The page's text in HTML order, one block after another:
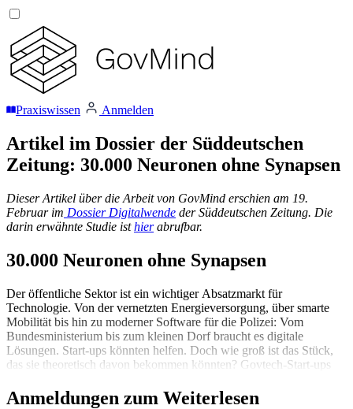
Praxiswissen Anmelden
Artikel im Dossier der Süddeutschen
Zeitung: 30.000 Neuronen ohne Synapsen
Dieser Artikel über die Arbeit von GovMind erschien am 19.
Februar im Dossier Digitalwende der Süddeutschen Zeitung. Die
darin erwähnte Studie isthierabrufbar.
30.000 Neuronen ohne Synapsen
Der öffentliche Sektor ist ein wichtiger Absatzmarkt für
Technologie. Von der vernetzten Energieversorgung, über smarte
Mobilität bis hin zu moderner Software für die Polizei: Vom
Bundesministerium bis zum kleinen Dorf braucht es digitale
Lösungen. Start-ups könnten helfen. Doch wie groß ist das Stück,
das sie theoretisch davon bekommen könnten? Govtech-Start-ups
Anmeldungen zum Weiterlesen